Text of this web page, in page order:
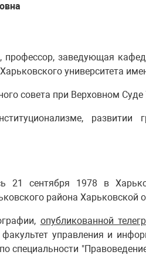
профессор, заведующая
университета
совета при Верховном
21 сентября 1978 в
района Харьковской
опубликованной
управления и
специальности